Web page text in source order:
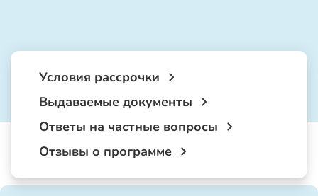
Условия рассрочки
Выдаваемые документы
Ответы на частные вопросы
Отзывы о программе